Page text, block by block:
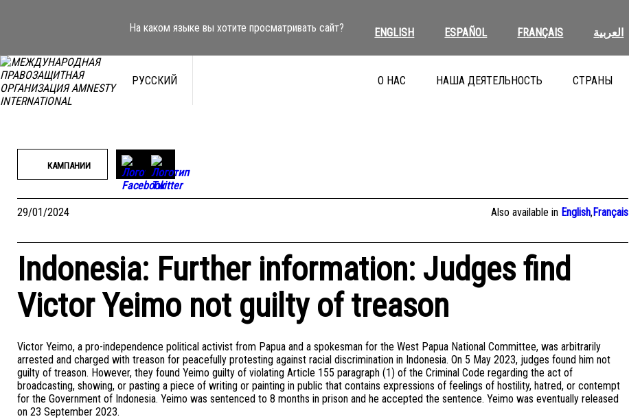
На каком языке вы хотите просматривать сайт? ENGLISH ESPAÑOL FRANÇAIS العربية
РУССКИЙ О НАС НАША ДЕЯТЕЛЬНОСТЬ СТРАНЫ
КАМПАНИИ
29/01/2024 Also available in English,Français
Indonesia: Further information: Judges find
Victor Yeimo not guilty of treason
Victor Yeimo, a pro-independence political activist from Papua and a spokesman for the West Papua National Committee, was arbitrarily
arrested and charged with treason for peacefully protesting against racial discrimination in Indonesia. On 5 May 2023, judges found him not
guilty of treason. However, they found Yeimo guilty of violating Article 155 paragraph (1) of the Criminal Code regarding the act of
broadcasting, showing, or pasting a piece of writing or painting in public that contains expressions of feelings of hostility, hatred, or contempt
for the Government of Indonesia. Yeimo was sentenced to 8 months in prison and he accepted the sentence. Yeimo was eventually released
on 23 September 2023.